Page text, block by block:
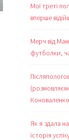
Мої треті
вперше
Мерч від
футболки,
Як я здала
історія